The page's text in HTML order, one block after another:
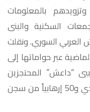
بالمعلومات
السكنية والبنى
العربي السوري. ونقلت
عبر حواماتها إلى
التنف 10 من إرهابيي “داعش” المحتجزين
بسجن كامب البلغار شرق مدينة الشدادي و50 إرهابياً من سجن